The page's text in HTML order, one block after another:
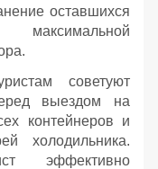
оставшихся
советуют
выездом на
контейнеров и
холодильника.
эффективно